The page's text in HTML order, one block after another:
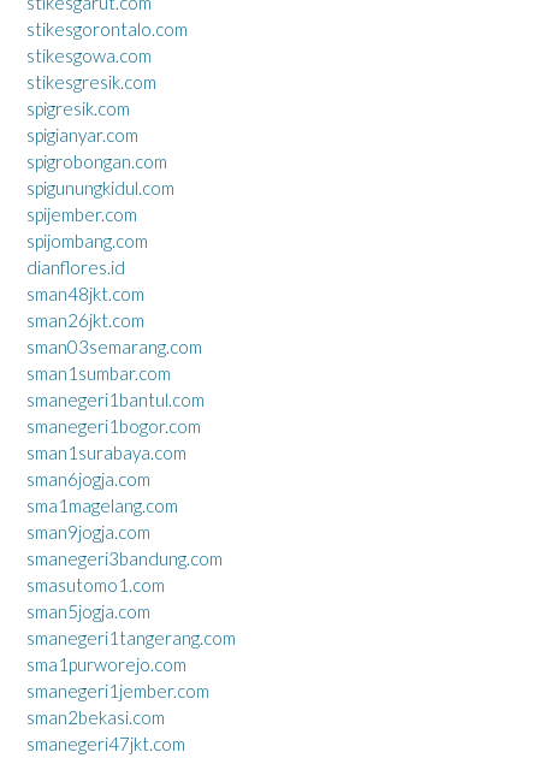
stikesgorontalo.com
stikesgowa.com
stikesgresik.com
spigresik.com
spigianyar.com
spigrobongan.com
spigunungkidul.com
spijember.com
spijombang.com
dianflores.id
sman48jkt.com
sman26jkt.com
sman03semarang.com
sman1sumbar.com
smanegeri1bantul.com
smanegeri1bogor.com
sman1surabaya.com
sman6jogja.com
sma1magelang.com
sman9jogja.com
smanegeri3bandung.com
smasutomo1.com
sman5jogja.com
smanegeri1tangerang.com
sma1purworejo.com
smanegeri1jember.com
sman2bekasi.com
smanegeri47jkt.com